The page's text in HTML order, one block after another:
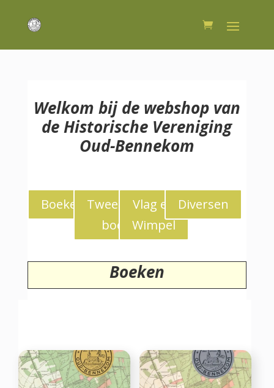
Welkom bij de webshop van
de Historische Vereniging
Oud-Bennekom
Boeken
Tweedekans
boeken
Vlag en
Wimpel
Diversen
Boeken